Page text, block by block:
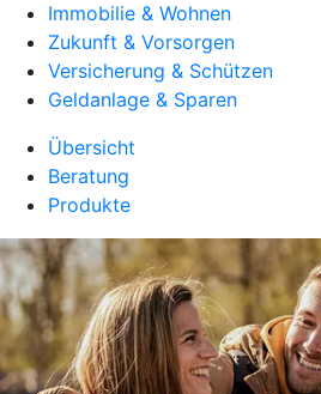
Immobilie & Wohnen
Zukunft & Vorsorgen
Versicherung & Schützen
Geldanlage & Sparen
Übersicht
Beratung
Produkte